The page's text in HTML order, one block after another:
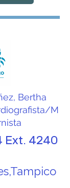
y
la salud
en
Bertha
M
Ext. 4240